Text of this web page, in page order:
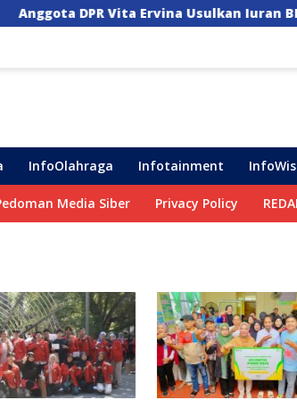
Ervina Usulkan Iuran BPJS
InfoOlahraga Infotainment
Media Siber Privacy Policy